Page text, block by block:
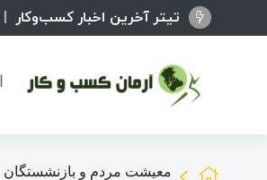
تیتر آخرین اخبار کسب‌وکار
معیشت مردم و بازنشستگان